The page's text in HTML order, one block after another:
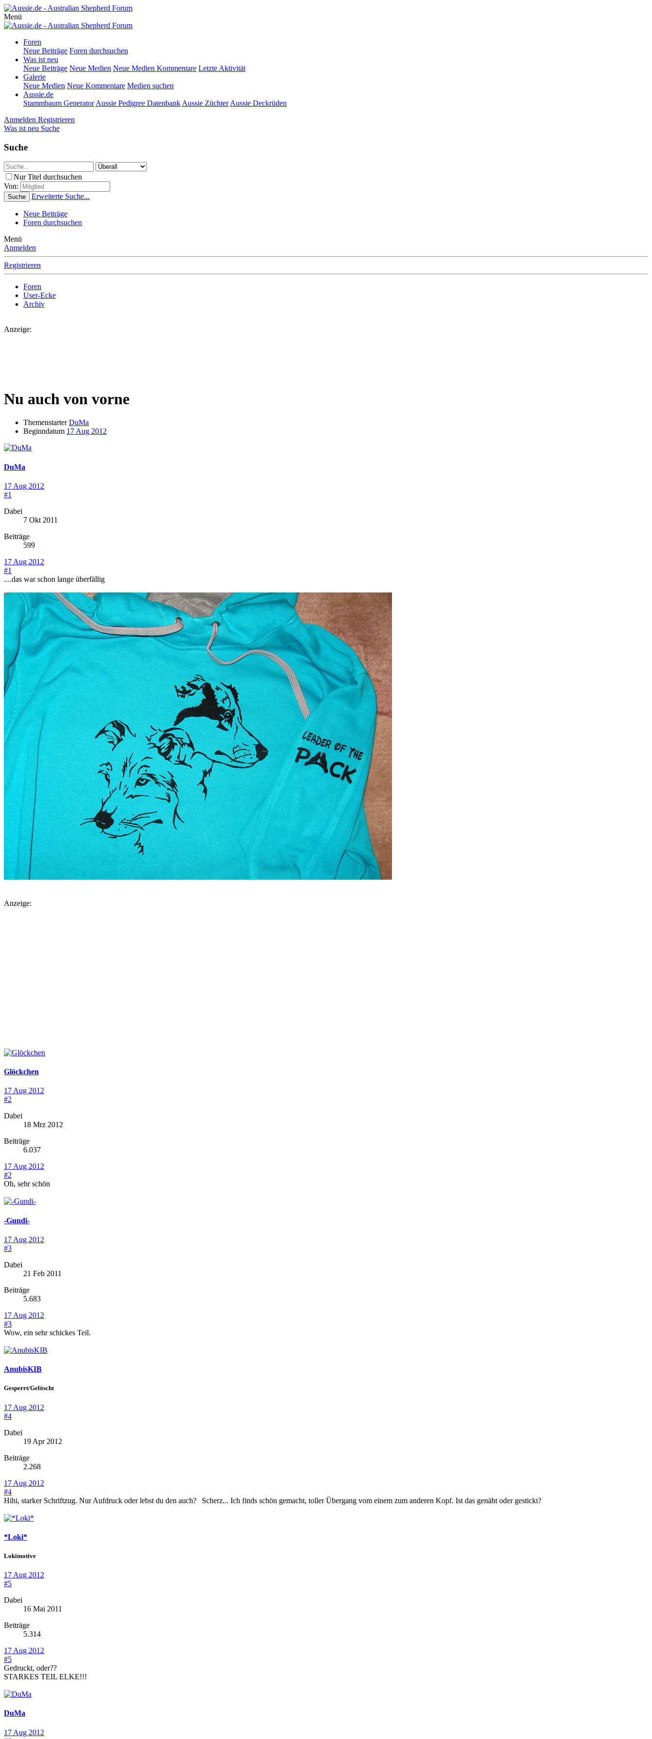
Menü
Foren
Neue Beiträge Foren durchsuchen
Was ist neu
Neue Beiträge Neue Medien Neue Medien Kommentare Letzte Aktivität
Galerie
Neue Medien Neue Kommentare Medien suchen
Aussie.de
Stammbaum Generator Aussie Pedigree Datenbank Aussie Züchter Aussie Deckrüden
Anmelden Registrieren
Was ist neu Suche
Suche
Nur Titel durchsuchen
Von:
Suche Erweiterte Suche...
Neue Beiträge
Foren durchsuchen
Menü
Anmelden
Registrieren
Foren
User-Ecke
Archiv
Anzeige:
Nu auch von vorne
Themenstarter DuMa
Beginndatum 17 Aug 2012
DuMa
17 Aug 2012
#1
Dabei
7 Okt 2011
Beiträge
599
17 Aug 2012
#1
....das war schon lange überfällig
Anzeige:
Glöckchen
17 Aug 2012
#2
Dabei
18 Mrz 2012
Beiträge
6.037
17 Aug 2012
#2
Oh, sehr schön
-Gundi-
17 Aug 2012
#3
Dabei
21 Feb 2011
Beiträge
5.683
17 Aug 2012
#3
Wow, ein sehr schickes Teil.
AnubisKIB
Gesperrt/Gelöscht
17 Aug 2012
#4
Dabei
19 Apr 2012
Beiträge
2.268
17 Aug 2012
#4
Hihi, starker Schriftzug. Nur Aufdruck oder lebst du den auch?
Scherz... Ich finds schön gemacht, toller Übergang vom einem zum anderen Kopf. Ist das genäht oder gestickt?
*Loki*
Lokimotive
17 Aug 2012
#5
Dabei
16 Mai 2011
Beiträge
5.314
17 Aug 2012
#5
Gedruckt, oder??
STARKES TEIL ELKE!!!
DuMa
17 Aug 2012